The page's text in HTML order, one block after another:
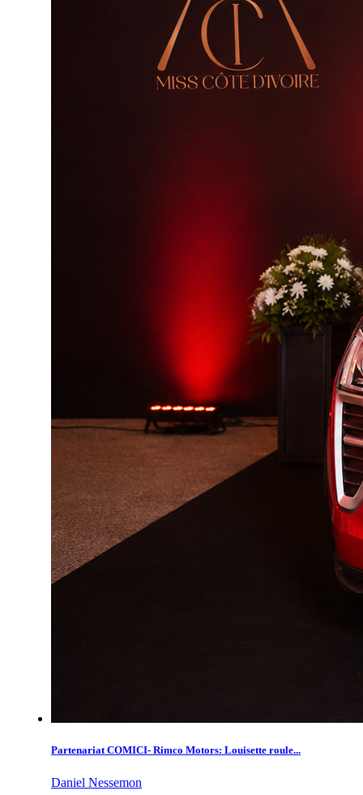
Partenariat COMICI- Rimco Motors: Louisette roule...
Daniel Nessemon